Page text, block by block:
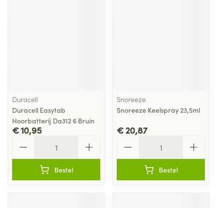
Duracell
Duracell Easytab
Hoorbatterij Da312 6 Bruin
€ 10,95
Bestel
Snoreeze
Snoreeze Keelspray 23,5ml
€ 20,87
Bestel